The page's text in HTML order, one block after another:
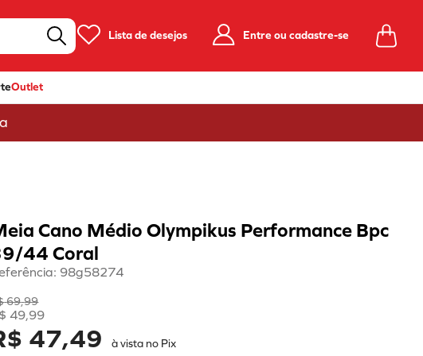
Lista de desejos Entre ou cadastre-se
Outlet
Cano Médio Olympikus Performance Bpc
44 Coral
: 98g58274
69,99
49,99
47,49
à vista no Pix